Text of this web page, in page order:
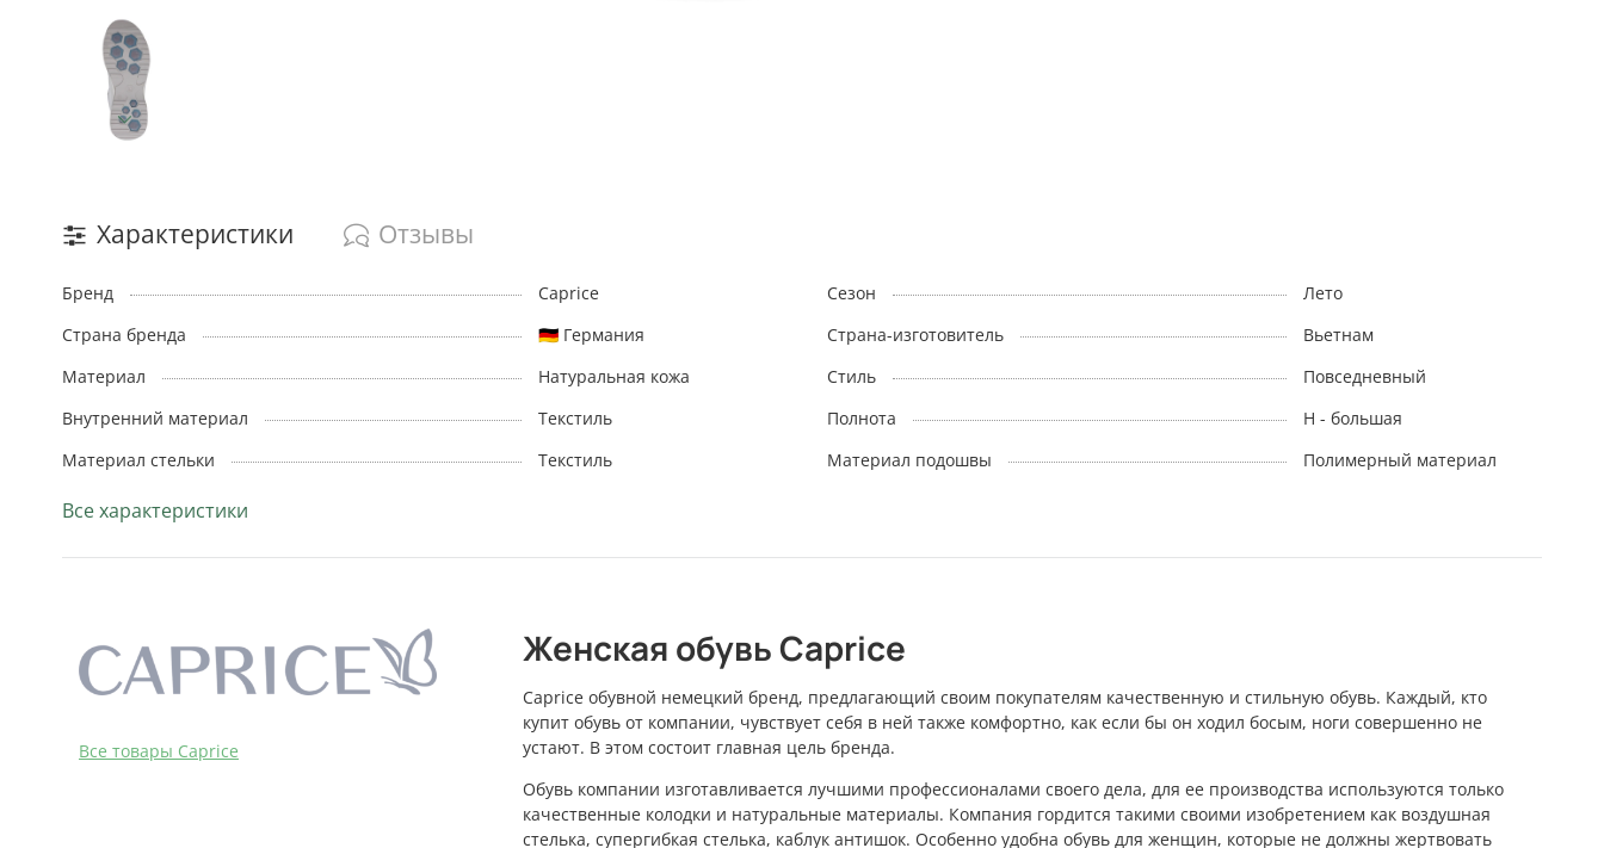
Характеристики Отзывы
Бренд Caprice Сезон
Лето
Страна бренда
🇩🇪 Германия Страна-изготовитель
Вьетнам
Материал
Натуральная кожа Стиль
Повседневный
Внутренний материал
Текстиль Полнота
H - большая
Материал стельки
Текстиль Материал подошвы Полимерный материал
Все характеристики
Bce товары Caprice
Женская обувь Caprice
Caprice обувной немецкий бренд, предлагающий своим покупателям качественную и стильную обувь. Каждый, кто
купит обувь от компании, чувствует себя в ней также комфортно, как если бы он ходил босым, ноги совершенно не
устают. В этом состоит главная цель бренда.
Обувь компании изготавливается лучшими профессионалами своего дела, для ее производства используются только
качественные колодки и натуральные материалы. Компания гордится такими своими изобретением как воздушная
стелька, супергибкая стелька, каблук антишок. Особенно удобна обувь для женщин, которые не должны жертвовать